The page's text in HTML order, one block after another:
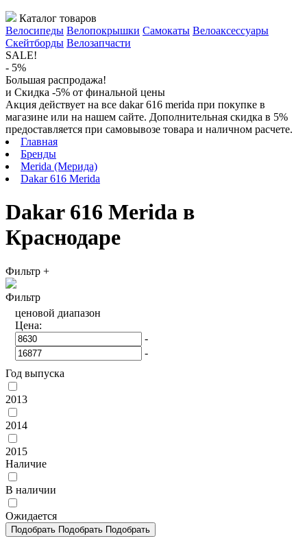
Каталог товаров
Велосипеды Велопокрышки Самокаты Велоаксессуары
Скейтборды Велозапчасти
SALE!
- 5%
Большая распродажа!
и Скидка -5% от финальной цены
Акция действует на все dakar 616 merida при покупке в
магазине или на нашем сайте. Дополнительная скидка в 5%
предоставляется при самовывозе товара и наличном расчете.
Главная
Бренды
Merida (Мерида)
Dakar 616 Merida
Dakar 616 Merida в
Краснодаре
Фильтр +
Фильтр
ценовой диапазон
Цена:
-
-
Год выпуска
2013
2014
2015
Наличие
В наличии
Ожидается
Подобрать Подобрать Подобрать